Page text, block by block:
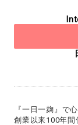
『一日一麹』で
創業以来100年間